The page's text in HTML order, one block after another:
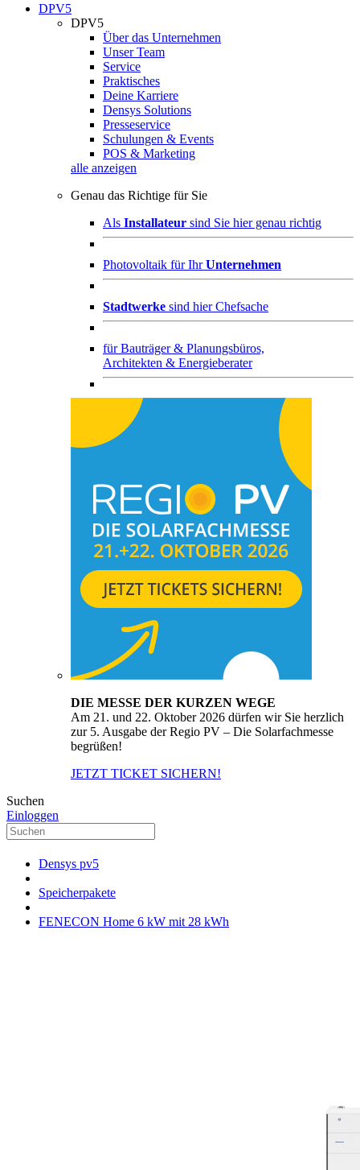
DPV5
DPV5
Über das Unternehmen
Unser Team
Service
Praktisches
Deine Karriere
Densys Solutions
Presseservice
Schulungen & Events
POS & Marketing
alle anzeigen
Genau das Richtige für Sie
Als Installateur sind Sie hier genau richtig
Photovoltaik für IhrUnternehmen
Stadtwerke sind hier Chefsache
fürBauträger & Planungsbüros,
Architekten & Energieberater
DIE MESSE DER KURZEN WEGE
Am 21. und 22. Oktober 2026 dürfen wir Sie herzlich
zur 5. Ausgabe der Regio PV – Die Solarfachmesse
begrüßen!
JETZT TICKET SICHERN!
Suchen
Einloggen
Densys pv5
Speicherpakete
FENECON Home 6 kW mit 28 kWh